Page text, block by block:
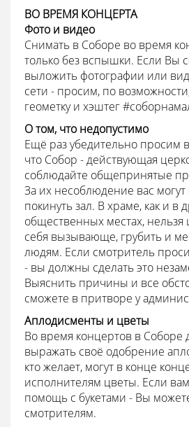
ВО ВРЕМЯ КОНЦЕРТА
Фото и видео
Снимать в Соборе во время
только без вспышки. Если Вы
выложить фотографии или
сети - просим, по
геометку и хэштег
О том, что недопустимо
Ещё раз убедительно просим
что Собор - действующая
соблюдайте общепринятые
За их несоблюдение вас
покинуть зал. В храме, как и в
общественных местах, нельзя
себя вызывающе, грубить и
людям. Если смотритель
- вы должны сделать это
Выяснить причины и все
сможете в притворе у
Аплодисменты и цветы
Во время концертов в Соборе
выражать своё одобрение
кто желает, могут в конце
исполнителям цветы. Если
помощь с букетами - Вы
смотрителям.